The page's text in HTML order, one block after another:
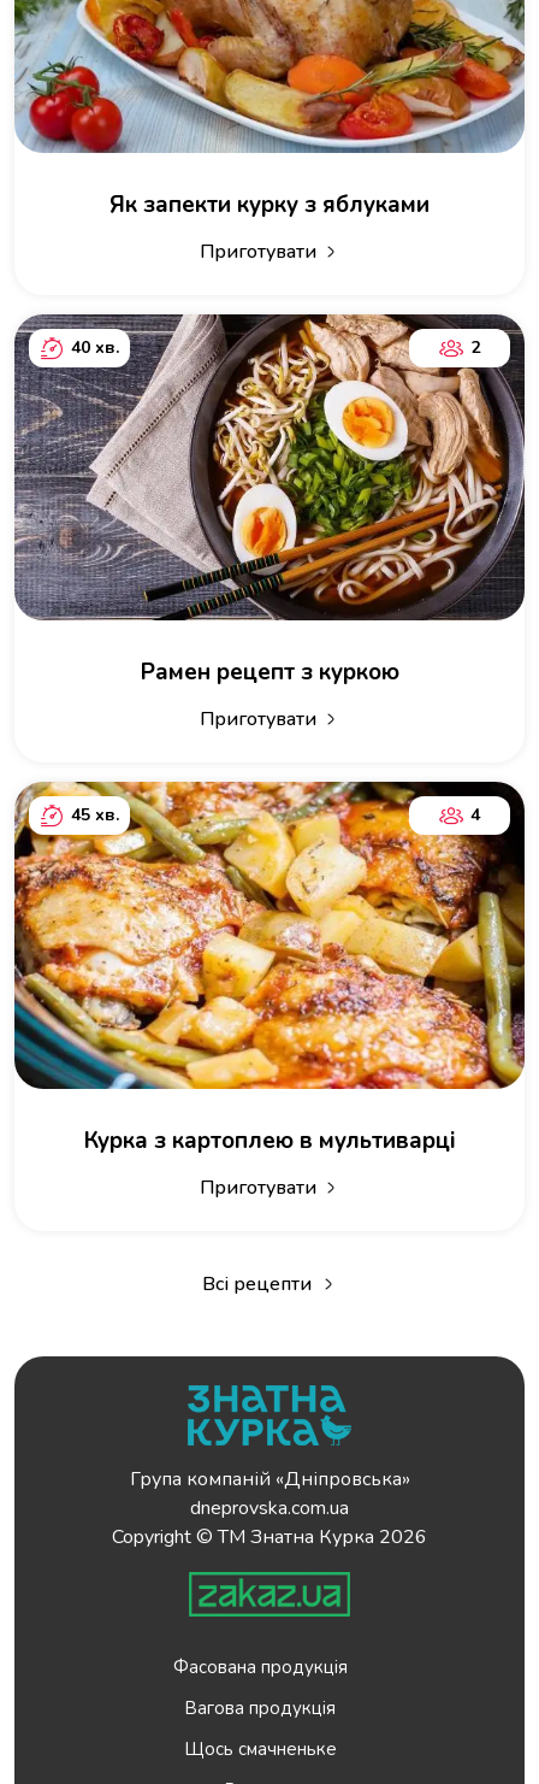
Як запекти курку з яблуками
Приготувати
40 хв. 2
Рамен рецепт з куркою
Приготувати
45 хв. 4
Курка з картоплею в мультиварці
Приготувати
Всі рецепти
Група компаній «Дніпровська»
dneprovska.com.ua
Copyright © ТМ Знатна Курка 2026
Фасована продукція
Вагова продукція
Щось смачненьке